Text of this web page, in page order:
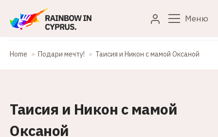
Меню
Home Подари мечту! Таисия и Никон с мамой Оксаной
Таисия и Никон с мамой
Оксаной